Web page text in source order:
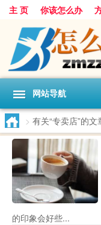
主 页 你该怎么办
网站导航
> 有关“专卖店”的文
的印象会好些...